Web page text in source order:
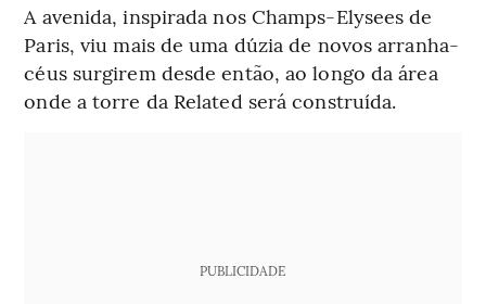
A avenida, inspirada nos Champs-Elysees de
Paris, viu mais de uma dúzia de novos arranha-
céus surgirem desde então, ao longo da área
onde a torre da Related será construída.
PUBLICIDADE